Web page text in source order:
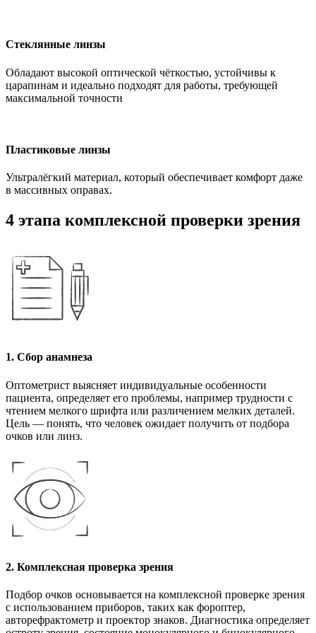
Стеклянные линзы
Обладают высокой оптической чёткостью, устойчивы к
царапинам и идеально подходят для работы, требующей
максимальной точности
Пластиковые линзы
Ультралёгкий материал, который обеспечивает комфорт даже
в массивных оправах.
4 этапа комплексной проверки зрения
1. Сбор анамнеза
Оптометрист выясняет индивидуальные особенности
пациента, определяет его проблемы, например трудности с
чтением мелкого шрифта или различением мелких деталей.
Цель — понять, что человек ожидает получить от подбора
очков или линз.
2. Комплексная проверка зрения
Подбор очков основывается на комплексной проверке зрения
с использованием приборов, таких как фороптер,
авторефрактометр и проектор знаков. Диагностика определяет